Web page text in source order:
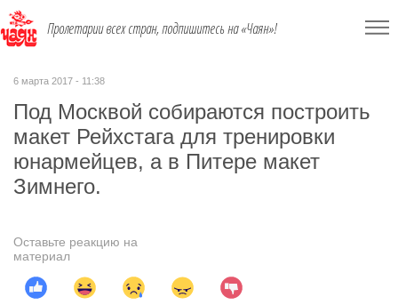
Пролетарии всех стран, подпишитесь на «Чаян»!
6 марта 2017 - 11:38
Под Москвой собираются построить
макет Рейхстага для тренировки
юнармейцев, а в Питере макет
Зимнего.
Оставьте реакцию на
материал